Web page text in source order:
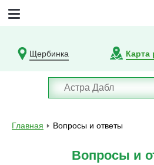
Щербинка Карта
Главная Вопросы и ответы
Вопросы и